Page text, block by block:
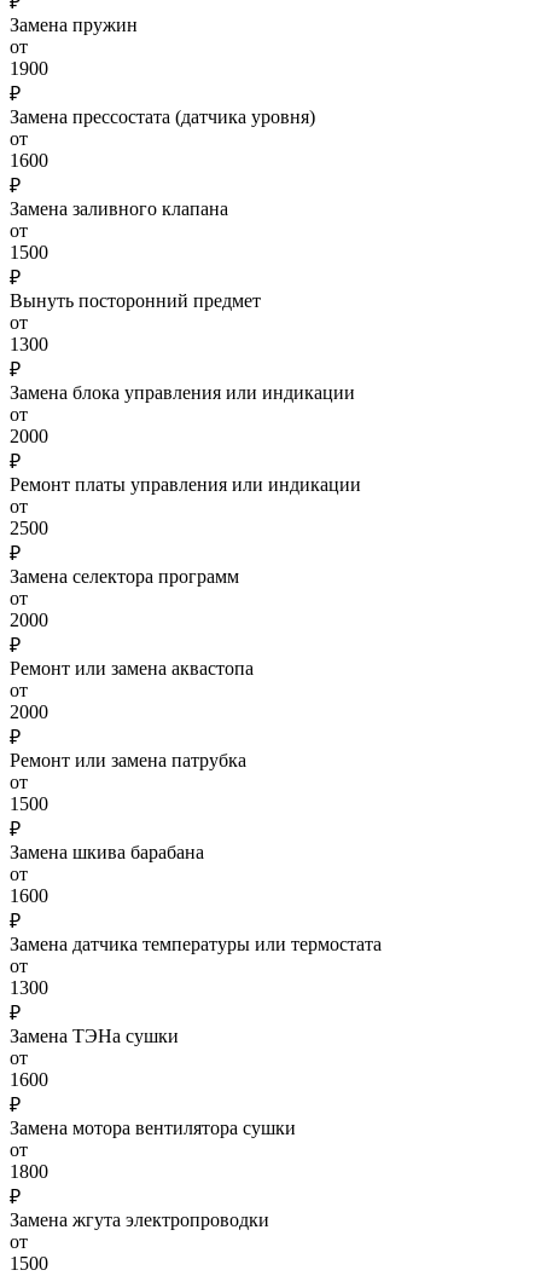
Замена пружин
от
1900
₽
Замена прессостата (датчика уровня)
от
1600
₽
Замена заливного клапана
от
1500
₽
Вынуть посторонний предмет
от
1300
₽
Замена блока управления или индикации
от
2000
₽
Ремонт платы управления или индикации
от
2500
₽
Замена селектора программ
от
2000
₽
Ремонт или замена аквастопа
от
2000
₽
Ремонт или замена патрубка
от
1500
₽
Замена шкива барабана
от
1600
₽
Замена датчика температуры или термостата
от
1300
₽
Замена ТЭНа сушки
от
1600
₽
Замена мотора вентилятора сушки
от
1800
₽
Замена жгута электропроводки
от
1500